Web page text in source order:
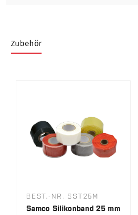
Zubehör
BEST.-NR. SST25M
Samco Silikonband 25 mm